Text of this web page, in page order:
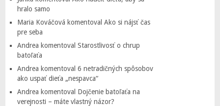
hralo samo
Maria Kováčová komentoval Ako si nájsť čas
pre seba
Andrea komentoval Starostlivosť o chrup
batoľaťa
Andrea komentoval 6 netradičných spôsobov
ako uspať dieťa „nespavca“
Andrea komentoval Dojčenie batoľaťa na
verejnosti – máte vlastný názor?